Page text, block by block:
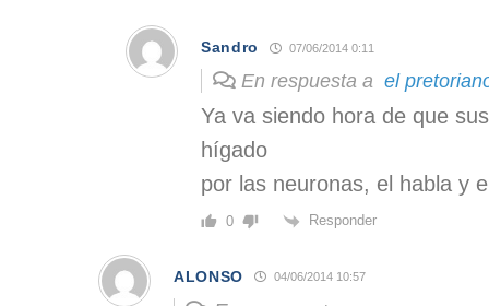
Sandro 07/06/2014 0:11
En respuesta a el
Ya va siendo hora de que
hígado
por las neuronas, el habla y
0 Responder
ALONSO 04/06/2014 10:57